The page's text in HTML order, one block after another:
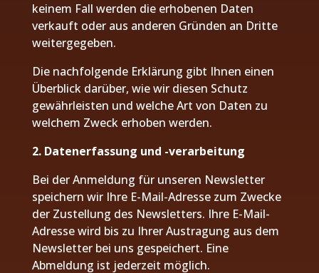
keinem Fall werden die erhobenen Daten
verkauft oder aus anderen Gründen an Dritte
weitergegeben.
Die nachfolgende Erklärung gibt Ihnen einen
Überblick darüber, wie wir diesen Schutz
gewährleisten und welche Art von Daten zu
welchem Zweck erhoben werden.
2. Datenerfassung und -verarbeitung
Bei der Anmeldung für unseren Newsletter
speichern wir Ihre E-Mail-Adresse zum Zwecke
der Zustellung des Newsletters. Ihre E-Mail-
Adresse wird bis zu Ihrer Austragung aus dem
Newsletter bei uns gespeichert. Eine
Abmeldung ist jederzeit möglich.